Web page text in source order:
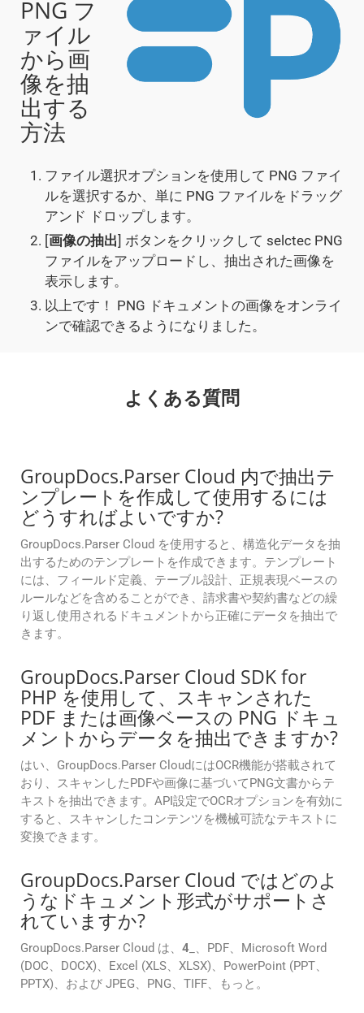
PNG フ
ァイル
から画
像を抽
出する
方法
ファイル選択オプションを使用して PNG ファイ
ルを選択するか、単に PNG ファイルをドラッグ
アンド ドロップします。
[画像の抽出] ボタンをクリックして selctec PNG
ファイルをアップロードし、抽出された画像を
表示します。
以上です！ PNG ドキュメントの画像をオンライ
ンで確認できるようになりました。
よくある質問
GroupDocs.Parser Cloud 内で抽出テ
ンプレートを作成して使用するには
どうすればよいですか?
GroupDocs.Parser Cloud を使用すると、構造化データを抽
出するためのテンプレートを作成できます。テンプレート
には、フィールド定義、テーブル設計、正規表現ベースの
ルールなどを含めることができ、請求書や契約書などの繰
り返し使用されるドキュメントから正確にデータを抽出で
きます。
GroupDocs.Parser Cloud SDK for
PHP を使用して、スキャンされた
PDF または画像ベースの PNG ドキュ
メントからデータを抽出できますか?
はい、GroupDocs.Parser CloudにはOCR機能が搭載されて
おり、スキャンしたPDFや画像に基づいてPNG文書からテ
キストを抽出できます。API設定でOCRオプションを有効に
すると、スキャンしたコンテンツを機械可読なテキストに
変換できます。
GroupDocs.Parser Cloud ではどのよ
うなドキュメント形式がサポートさ
れていますか?
GroupDocs.Parser Cloud は、 4 _、PDF、Microsoft Word
(DOC、DOCX)、Excel (XLS、XLSX)、PowerPoint (PPT、
PPTX)、および JPEG、PNG、TIFF、もっと。